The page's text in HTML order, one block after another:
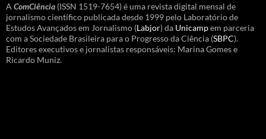
A ComCiência (ISSN 1519-7654) é uma revista digital mensal de
jornalismo científico publicada desde 1999 pelo Laboratório de
Estudos Avançados em Jornalismo (Labjor) da Unicampem parceria
com a Sociedade Brasileira para o Progresso da Ciência (SBPC).
Editores executivos e jornalistas responsáveis: Marina Gomes e
Ricardo Muniz.